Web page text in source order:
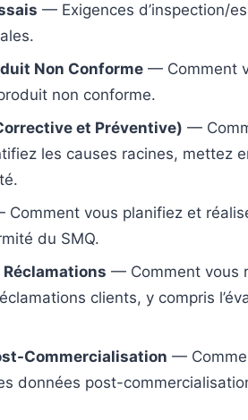
— Exigences d’inspection/
Non Conforme — Comment
non conforme.
et Préventive) —
les causes racines, mettez
Comment vous planifiez et
du SMQ.
— Comment vous
clients, y compris
Commercialisation —
données post-